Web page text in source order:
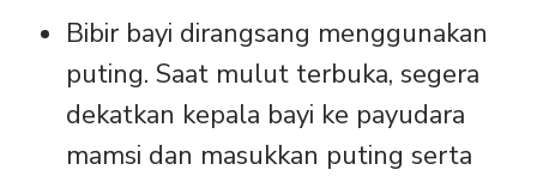
Bibir bayi dirangsang menggunakan
puting. Saat mulut terbuka, segera
dekatkan kepala bayi ke payudara
mamsi dan masukkan puting serta